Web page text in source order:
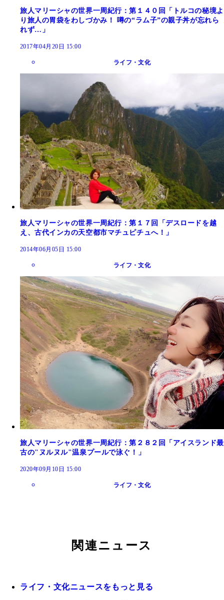
旅人マリーシャの世界一周紀行：第１４０回「トルコの秘境よ
り旅人の胃袋をわしづかみ！ 噂の“ラム子”の親子丼が忘れら
れず…」
2017年04月20日 15:00
ライフ・文化
旅人マリーシャの世界一周紀行：第１７回「デスロードを越
え、古代インカの天空都市マチュピチュへ！」
2014年06月05日 15:00
ライフ・文化
旅人マリーシャの世界一周紀行：第２８２回「アイスランド最
古の"ヌルヌル"温泉プールで泳ぐ！」
2020年09月10日 15:00
ライフ・文化
関連ニュース
ライフ・文化ニュースをもっと見る